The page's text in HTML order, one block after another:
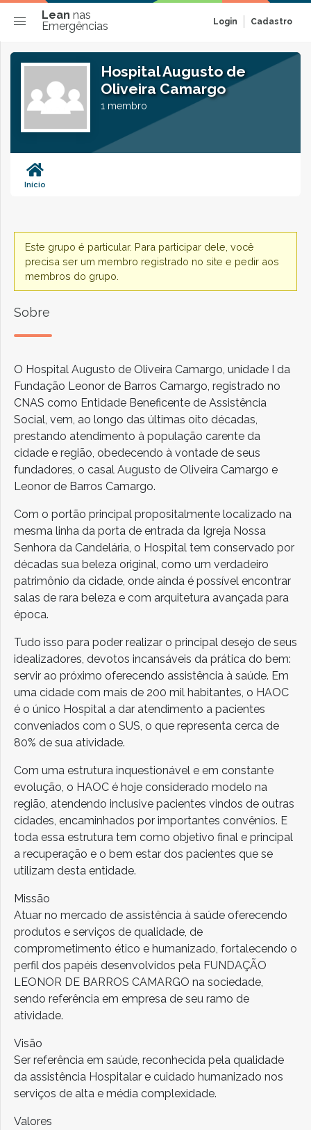
Lean nas
Emergências
Login Cadastro
Hospital Augusto de
Oliveira Camargo
1 membro
Início
Este grupo é particular. Para participar dele, você
precisa ser um membro registrado no site e pedir aos
membros do grupo.
Sobre
O Hospital Augusto de Oliveira Camargo, unidade I da
Fundação Leonor de Barros Camargo, registrado no
CNAS como Entidade Beneficente de Assistência
Social, vem, ao longo das últimas oito décadas,
prestando atendimento à população carente da
cidade e região, obedecendo à vontade de seus
fundadores, o casal Augusto de Oliveira Camargo e
Leonor de Barros Camargo.
Com o portão principal propositalmente localizado na
mesma linha da porta de entrada da Igreja Nossa
Senhora da Candelária, o Hospital tem conservado por
décadas sua beleza original, como um verdadeiro
patrimônio da cidade, onde ainda é possível encontrar
salas de rara beleza e com arquitetura avançada para
época.
Tudo isso para poder realizar o principal desejo de seus
idealizadores, devotos incansáveis da prática do bem:
servir ao próximo oferecendo assistência à saúde. Em
uma cidade com mais de 200 mil habitantes, o HAOC
é o único Hospital a dar atendimento a pacientes
conveniados com o SUS, o que representa cerca de
80% de sua atividade.
Com uma estrutura inquestionável e em constante
evolução, o HAOC é hoje considerado modelo na
região, atendendo inclusive pacientes vindos de outras
cidades, encaminhados por importantes convênios. E
toda essa estrutura tem como objetivo final e principal
a recuperação e o bem estar dos pacientes que se
utilizam desta entidade.
Missão
Atuar no mercado de assistência à saúde oferecendo
produtos e serviços de qualidade, de
comprometimento ético e humanizado, fortalecendo o
perfil dos papéis desenvolvidos pela FUNDAÇÃO
LEONOR DE BARROS CAMARGO na sociedade,
sendo referência em empresa de seu ramo de
atividade.
Visão
Ser referência em saúde, reconhecida pela qualidade
da assistência Hospitalar e cuidado humanizado nos
serviços de alta e média complexidade.
Valores